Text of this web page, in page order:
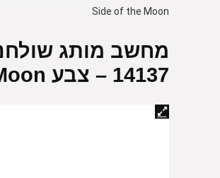
Side of the Moon
14137 – צבע Dark Side of the Moon